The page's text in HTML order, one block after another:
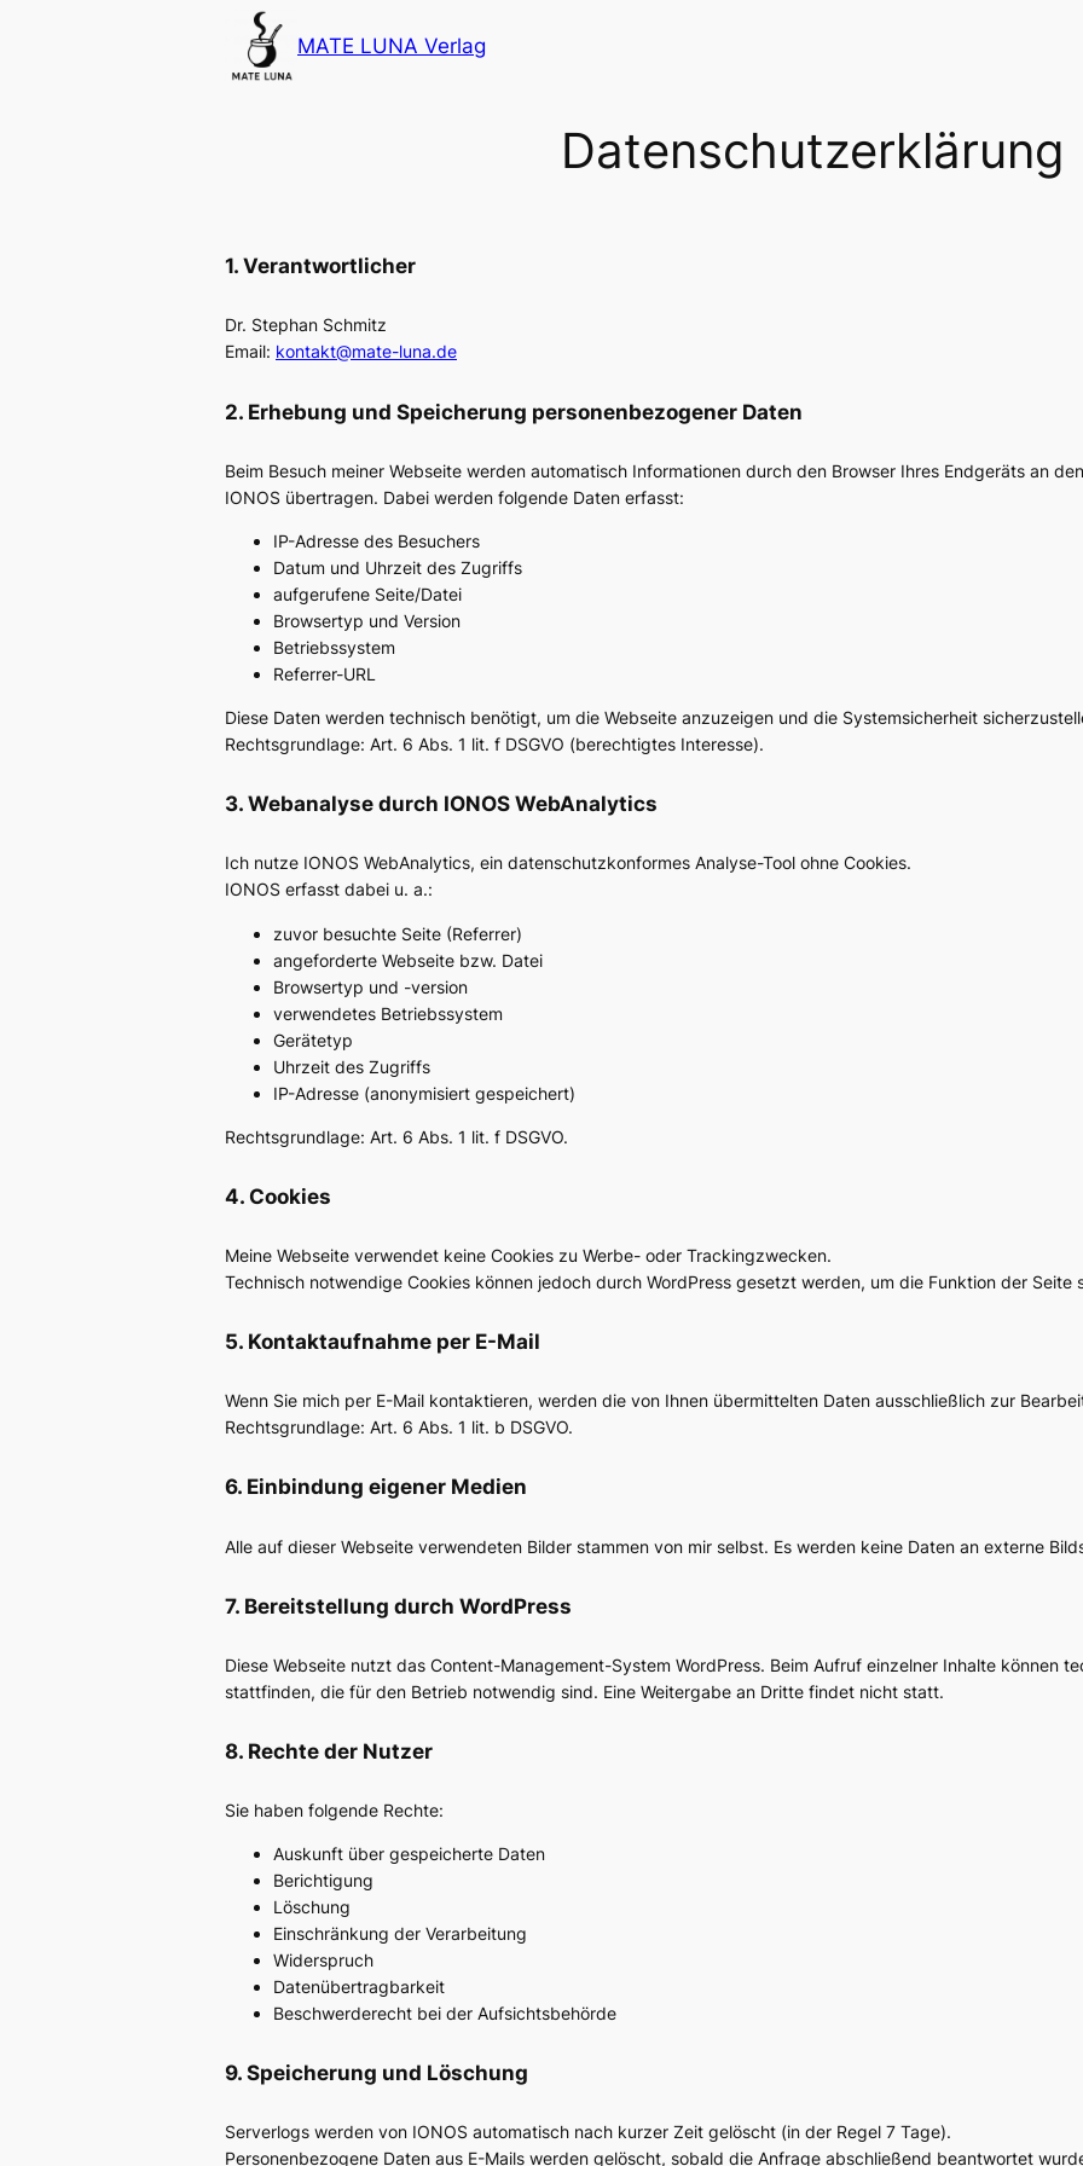
MATE LUNA Verlag
Datenschutzerklärung
1. Verantwortlicher
Dr. Stephan Schmitz
Email: kontakt@mate-luna.de
2. Erhebung und Speicherung personenbezogener Daten
Beim Besuch meiner Webseite werden automatisch Informationen durch den Browser Ihres Endgeräts an
IONOS übertragen. Dabei werden folgende Daten erfasst:
IP-Adresse des Besuchers
Datum und Uhrzeit des Zugriffs
aufgerufene Seite/Datei
Browsertyp und Version
Betriebssystem
Referrer-URL
Diese Daten werden technisch benötigt, um die Webseite anzuzeigen und die Systemsicherheit
Rechtsgrundlage: Art. 6 Abs. 1 lit. f DSGVO (berechtigtes Interesse).
3. Webanalyse durch IONOS WebAnalytics
Ich nutze IONOS WebAnalytics, ein datenschutzkonformes Analyse-Tool ohne Cookies.
IONOS erfasst dabei u. a.:
zuvor besuchte Seite (Referrer)
angeforderte Webseite bzw. Datei
Browsertyp und -version
verwendetes Betriebssystem
Gerätetyp
Uhrzeit des Zugriffs
IP-Adresse (anonymisiert gespeichert)
Rechtsgrundlage: Art. 6 Abs. 1 lit. f DSGVO.
4. Cookies
Meine Webseite verwendet keine Cookies zu Werbe- oder Trackingzwecken.
Technisch notwendige Cookies können jedoch durch WordPress gesetzt werden, um die Funktion der Seite
5. Kontaktaufnahme per E-Mail
Wenn Sie mich per E-Mail kontaktieren, werden die von Ihnen übermittelten Daten ausschließlich zur
Rechtsgrundlage: Art. 6 Abs. 1 lit. b DSGVO.
6. Einbindung eigener Medien
Alle auf dieser Webseite verwendeten Bilder stammen von mir selbst. Es werden keine Daten an externe
7. Bereitstellung durch WordPress
Diese Webseite nutzt das Content-Management-System WordPress. Beim Aufruf einzelner Inhalte können
stattfinden, die für den Betrieb notwendig sind. Eine Weitergabe an Dritte findet nicht statt.
8. Rechte der Nutzer
Sie haben folgende Rechte:
Auskunft über gespeicherte Daten
Berichtigung
Löschung
Einschränkung der Verarbeitung
Widerspruch
Datenübertragbarkeit
Beschwerderecht bei der Aufsichtsbehörde
9. Speicherung und Löschung
Serverlogs werden von IONOS automatisch nach kurzer Zeit gelöscht (in der Regel 7 Tage).
Personenbezogene Daten aus E-Mails werden gelöscht, sobald die Anfrage abschließend beantwortet